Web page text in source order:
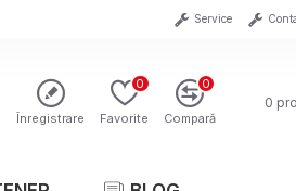
Service
Înregistrare Favorite
0
Compară
0
0